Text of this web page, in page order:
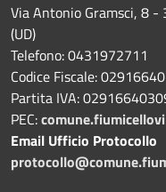
Via Antonio Gramsci, 8
(UD)
Telefono: 0431972711
Codice Fiscale:
Partita IVA:
PEC:
Email Ufficio Protocollo